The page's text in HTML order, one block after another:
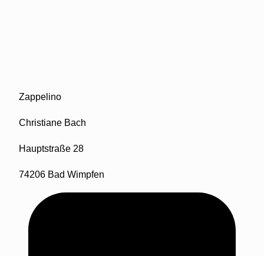
Zappelino
Christiane Bach
Hauptstraße 28
74206 Bad Wimpfen